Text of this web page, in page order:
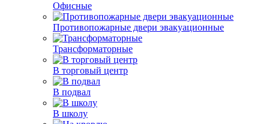
Офисные
Противопожарные двери эвакуационные
Трансформаторные
В торговый центр
В подвал
В школу